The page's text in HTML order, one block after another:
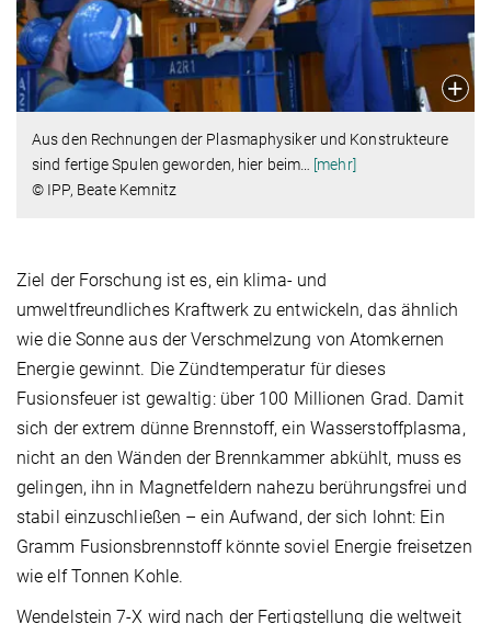
Aus den Rechnungen der Plasmaphysiker und Konstrukteure
sind fertige Spulen geworden, hier beim… [mehr]
© IPP, Beate Kemnitz
Ziel der Forschung ist es, ein klima- und
umweltfreundliches Kraftwerk zu entwickeln, das ähnlich
wie die Sonne aus der Verschmelzung von Atomkernen
Energie gewinnt. Die Zündtemperatur für dieses
Fusionsfeuer ist gewaltig: über 100 Millionen Grad. Damit
sich der extrem dünne Brennstoff, ein Wasserstoffplasma,
nicht an den Wänden der Brennkammer abkühlt, muss es
gelingen, ihn in Magnetfeldern nahezu berührungsfrei und
stabil einzuschließen – ein Aufwand, der sich lohnt: Ein
Gramm Fusionsbrennstoff könnte soviel Energie freisetzen
wie elf Tonnen Kohle.
Wendelstein 7-X wird nach der Fertig­stellung die weltweit